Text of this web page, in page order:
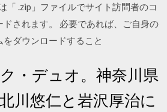
「 .zip」ファイルでサイト訪問者のコ
ドされます。 必要であれば、ご自身の
ダウンロードすること
・デュオ。神奈川県
川悠仁と岩沢厚治に